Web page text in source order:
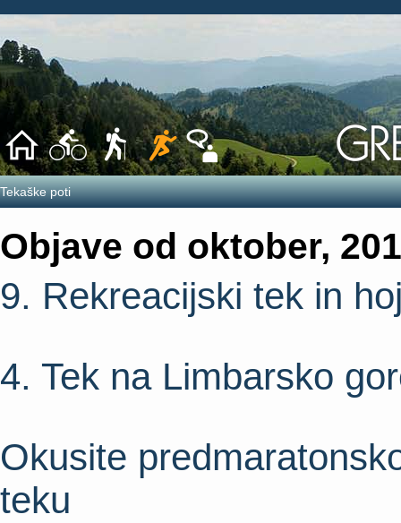
Tekaške poti
Objave od oktober,
9. Rekreacijski tek in
4. Tek na Limbarsko
Okusite
teku